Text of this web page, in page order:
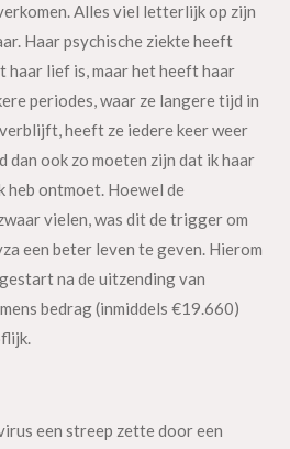
Alles viel letterlijk op zijn
Haar psychische ziekte heeft
haar lief is, maar het heeft haar
periodes, waar ze langere tijd in
heeft ze iedere keer weer
dan ook zo moeten zijn dat ik haar
heb ontmoet. Hoewel de
vielen, was dit de trigger om
een beter leven te geven. Hierom
na de uitzending van
bedrag (inmiddels €19.660)
een streep zette door een